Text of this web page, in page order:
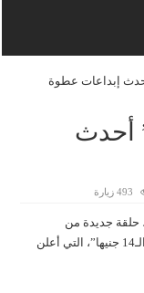
جنيها” أحدث إبداعات عطوة
جنيها” أحدث
493 زيارة
حلقة جديدة من
برنامجهما “ما وراء الكلاويس”، وذلك بعنوان “منحة الـ14 جنيها”، التي أعلن